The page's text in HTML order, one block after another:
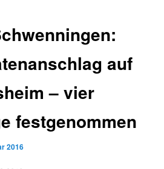
auf
– vier
festgenommen
2016